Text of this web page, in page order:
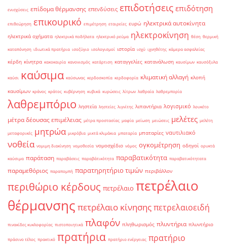
ενισχύσεις επίδομα θέρμανσης επενδύσεις επιδοτήσεις επιδότηση
επιθεώρηση επικουρικό επιμέτρηση εταιρείες ευρώ ηλεκτρικά αυτοκίνητα
ηλεκτρικά οχήματα ηλεκτρικά ποδήλατα ηλεκτρικό ρεύμα ηλεκτροκίνηση θέση θερμική
καταπόνηση ιδιωτικά πρατήρια ισοζύγιο ισολογισμοί ιστορία ισχύ ιχνηθέτης κάμερα ασφαλείας
κέρδη κίνητρα κακοκαιρία κανονισμός κατάρτιση καταγγελίες κατανάλωση καυσίμων καυσόξυλα
καύσι καύσιμα καύσωνας κερδοσκοπία κερδοφορία κλιματική αλλαγή κλοπή
καυσίμων κράνος κράτος κυβέρνηση κυβικά κυρώσεις λίτρων λαθραία λαθρεμπορία
λαθρεμπόριο ληστεία ληστείες λιγνίτης λιπαντήρια λογισμικό λουκέτο
μέτρα δέουσας επιμέλειας μέτρα προστασίας μαφία μείωση μειώσεις μελέτες μελέτη
μεταφορικές μητρώα μικρόβια μικτά κλιμάκια μπαταρία μπαταρίες ναυτιλιακό
νοθεία νομιμη διακίνηση νομοθεσία νομοσχέδιο νόμος ογκομέτρηση οδηγοί ορυκτά
καύσιμα παράταση παραβάσεις παραβάτικότητα παραβατικότητα παραβατικότητατα
παραμεθόριος παραπομπή παρατηρητήριο τιμών περιβάλλον
περιθώριο κέρδους πετρέλαιο πετρέλαιο
θέρμανσης πετρέλαιο κίνησηςπετρελαιοειδή
πινακίδες κυκλοφορίας πιστοποιητικά πλαφόν πληθωρισμός πλυντήρια πλυντήριο
πράσινο τέλος πρακτικό πρατήρια πρατήριο ενέργειας πρατήριο